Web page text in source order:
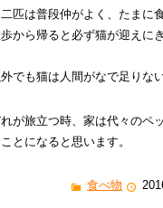
匹は普段仲がよく、たまに
から帰ると必ず猫が迎えに
でも猫は人間がなで足りな
が旅立つ時、家は代々のペ
とになると思います。
食べ物